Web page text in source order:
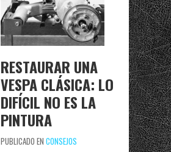
RESTAURAR UNA
VESPA CLÁSICA: LO
DIFÍCIL NO ES LA
PINTURA
PUBLICADO EN CONSEJOS